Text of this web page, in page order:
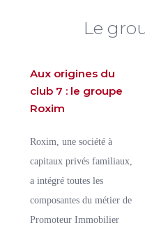
Le
Aux origines du
club 7 : le groupe
Roxim
Roxim, une société à
capitaux privés familiaux,
a intégré toutes les
composantes du métier de
Promoteur Immobilier